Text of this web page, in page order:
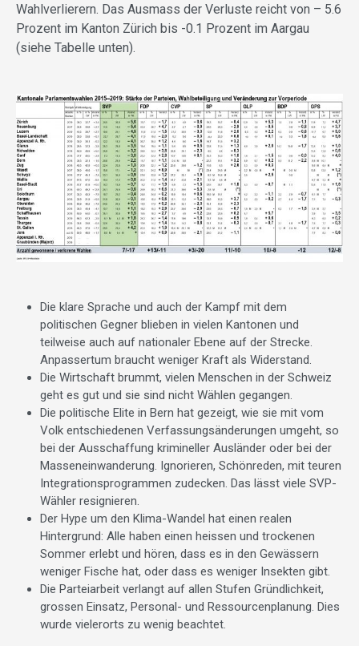
Wahlverlierern. Das Ausmass der Verluste reicht von – 5.6
Prozent im Kanton Zürich bis -0.1 Prozent im Aargau
(siehe Tabelle unten).
Die klare Sprache und auch der Kampf mit dem
politischen Gegner blieben in vielen Kantonen und
teilweise auch auf nationaler Ebene auf der Strecke.
Anpassertum braucht weniger Kraft als Widerstand.
Die Wirtschaft brummt, vielen Menschen in der Schweiz
geht es gut und sie sind nicht Wählen gegangen.
Die politische Elite in Bern hat gezeigt, wie sie mit vom
Volk entschiedenen Verfassungsänderungen umgeht, so
bei der Ausschaffung krimineller Ausländer oder bei der
Masseneinwanderung. Ignorieren, Schönreden, mit teuren
Integrationsprogrammen zudecken. Das lässt viele SVP-
Wähler resignieren.
Der Hype um den Klima-Wandel hat einen realen
Hintergrund: Alle haben einen heissen und trockenen
Sommer erlebt und hören, dass es in den Gewässern
weniger Fische hat, oder dass es weniger Insekten gibt.
Die Parteiarbeit verlangt auf allen Stufen Gründlichkeit,
grossen Einsatz, Personal- und Ressourcenplanung. Dies
wurde vielerorts zu wenig beachtet.